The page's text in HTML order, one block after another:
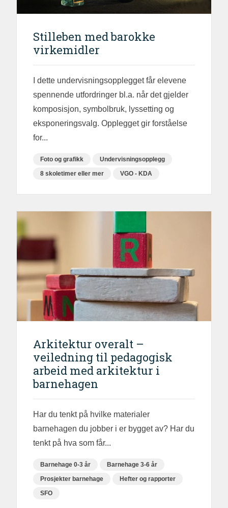
Stilleben med barokke
virkemidler
I dette undervisningsopplegget får elevene
spennende utfordringer bl.a. når det gjelder
komposisjon, symbolbruk, lyssetting og
eksponeringsvalg. Opplegget gir forståelse
for...
Foto og grafikk
Undervisningsopplegg
8 skoletimer eller mer
VGO - KDA
Arkitektur overalt –
veiledning til pedagogisk
arbeid med arkitektur i
barnehagen
Har du tenkt på hvilke materialer
barnehagen du jobber i er bygget av? Har du
tenkt på hva som får...
Barnehage 0-3 år
Barnehage 3-6 år
Prosjekter barnehage
Hefter og rapporter
SFO